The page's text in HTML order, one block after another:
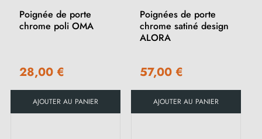
Poignée de porte
chrome poli OMA
28,00 €
AJOUTER AU PANIER
Poignées de porte
chrome satiné design
ALORA
57,00 €
AJOUTER AU PANIER